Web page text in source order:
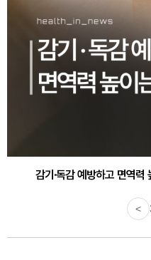
감기·독감 예방하고 면역
<